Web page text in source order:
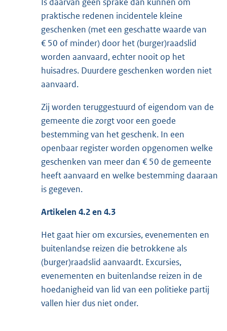
praktische redenen incidentele kleine
geschenken (met een geschatte waarde van
€ 50 of minder) door het (burger)raadslid
worden aanvaard, echter nooit op het
huisadres. Duurdere geschenken worden niet
aanvaard.
Zij worden teruggestuurd of eigendom van de
gemeente die zorgt voor een goede
bestemming van het geschenk. In een
openbaar register worden opgenomen welke
geschenken van meer dan € 50 de gemeente
heeft aanvaard en welke bestemming daaraan
is gegeven.
Artikelen 4.2 en 4.3
Het gaat hier om excursies, evenementen en
buitenlandse reizen die betrokkene als
(burger)raadslid aanvaardt. Excursies,
evenementen en buitenlandse reizen in de
hoedanigheid van lid van een politieke partij
vallen hier dus niet onder.